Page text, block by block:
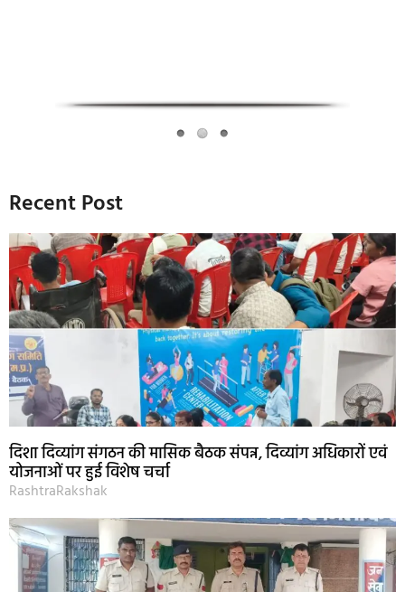
Recent Post
दिशा दिव्यांग संगठन की मासिक बैठक संपन्न, दिव्यांग अधिकारों एवं
योजनाओं पर हुई विशेष चर्चा
RashtraRakshak